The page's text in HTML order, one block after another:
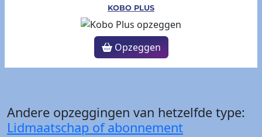
KOBO PLUS
Opzeggen
Andere opzeggingen van hetzelfde type:
Lidmaatschap of abonnement